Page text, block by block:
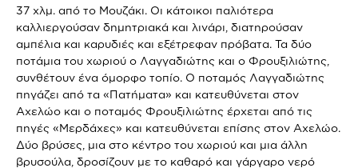
37 χλμ. από το Μουζάκι. Οι κάτοικοι παλιότερα
καλλιεργούσαν δημητριακά και λινάρι, διατηρούσαν
αμπέλια και καρυδιές και εξέτρεφαν πρόβατα. Τα δύο
ποτάμια του χωριού ο Λαγγαδιώτης και ο Φρουξιλιώτης,
συνθέτουν ένα όμορφο τοπίο. Ο ποταμός Λαγγαδιώτης
πηγάζει από τα «Πατήματα» και κατευθύνεται στον
Αχελώο και ο ποταμός Φρουξιλιώτης έρχεται από τις
πηγές «Μερδάχες» και κατευθύνεται επίσης στον Αχελώο.
Δύο βρύσες, μια στο κέντρο του χωριού και μια άλλη
βρυσούλα, δροσίζουν με το καθαρό και γάργαρο νερό